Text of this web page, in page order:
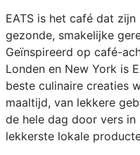
EATS is het café dat
gezonde, smakelijke
Geïnspireerd op café-
Londen en New York is
beste culinaire creaties
maaltijd, van lekkere
de hele dag door vers
lekkerste lokale